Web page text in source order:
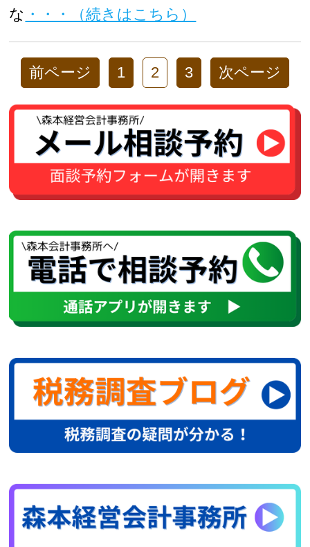
な ・・・（続きはこちら）
前ページ 1 2 3 次ページ